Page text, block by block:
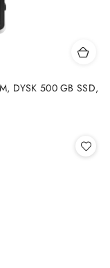
DYSK 500 GB SSD,